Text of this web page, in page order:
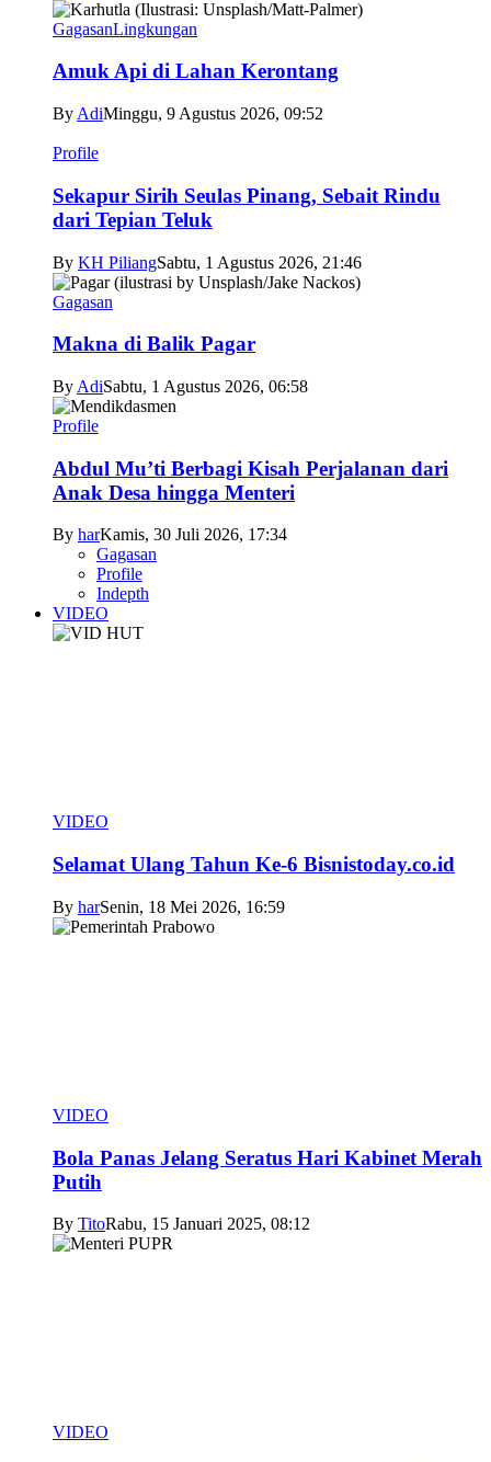
GagasanLingkungan
Amuk Api di Lahan Kerontang
By AdiMinggu, 9 Agustus 2026, 09:52
Profile
Sekapur Sirih Seulas Pinang, Sebait Rindu
dari Tepian Teluk
By KH PiliangSabtu, 1 Agustus 2026, 21:46
Gagasan
Makna di Balik Pagar
By AdiSabtu, 1 Agustus 2026, 06:58
Profile
Abdul Mu’ti Berbagi Kisah Perjalanan dari
Anak Desa hingga Menteri
By harKamis, 30 Juli 2026, 17:34
Gagasan
Profile
Indepth
VIDEO
VIDEO
Selamat Ulang Tahun Ke-6 Bisnistoday.co.id
By harSenin, 18 Mei 2026, 16:59
VIDEO
Bola Panas Jelang Seratus Hari Kabinet Merah
Putih
By TitoRabu, 15 Januari 2025, 08:12
VIDEO